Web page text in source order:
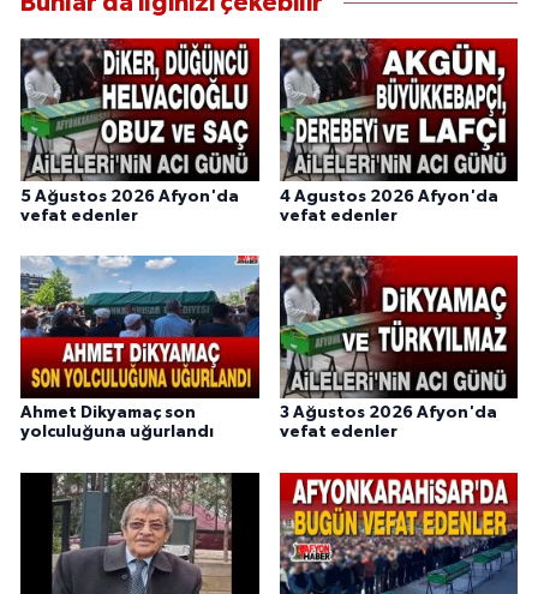
5 Ağustos 2026 Afyon'da
vefat edenler
4 Agustos 2026 Afyon'da
vefat edenler
Ahmet Dikyamaç son
yolculuğuna uğurlandı
3 Ağustos 2026 Afyon'da
vefat edenler